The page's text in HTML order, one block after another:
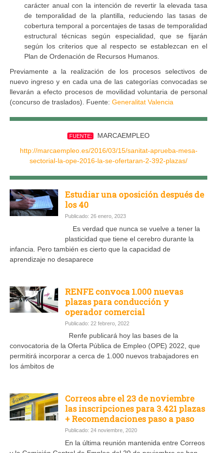
carácter anual con la intención de revertir la elevada tasa
de temporalidad de la plantilla, reduciendo las tasas de
cobertura temporal a porcentajes de tasas de temporalidad
estructural técnicas según especialidad, que se fijarán
según los criterios que al respecto se establezcan en el
Plan de Ordenación de Recursos Humanos.
Previamente a la realización de los procesos selectivos de
nuevo ingreso y en cada una de las categorías convocadas se
llevarán a efecto procesos de movilidad voluntaria de personal
(concurso de traslados). Fuente: Generalitat Valencia
FUENTE:
MARCAEMPLEO
http://marcaempleo.es/2016/03/15/sanitat-aprueba-mesa-
sectorial-la-ope-2016-la-se-ofertaran-2-392-plazas/
Estudiar una oposición después de
los 40
Publicado: 26 enero, 2023
Es verdad que nunca se vuelve a tener la
plasticidad que tiene el cerebro durante la
infancia. Pero también es cierto que la capacidad de
aprendizaje no desaparece
RENFE convoca 1.000 nuevas
plazas para conducción y
operador comercial
Publicado: 22 febrero, 2022
Renfe publicará hoy las bases de la
convocatoria de la Oferta Pública de Empleo (OPE) 2022, que
permitirá incorporar a cerca de 1.000 nuevos trabajadores en
los ámbitos de
Correos abre el 23 de noviembre
las inscripciones para 3.421 plazas
+ Recomendaciones paso a paso
Publicado: 24 noviembre, 2020
En la última reunión mantenida entre Correos